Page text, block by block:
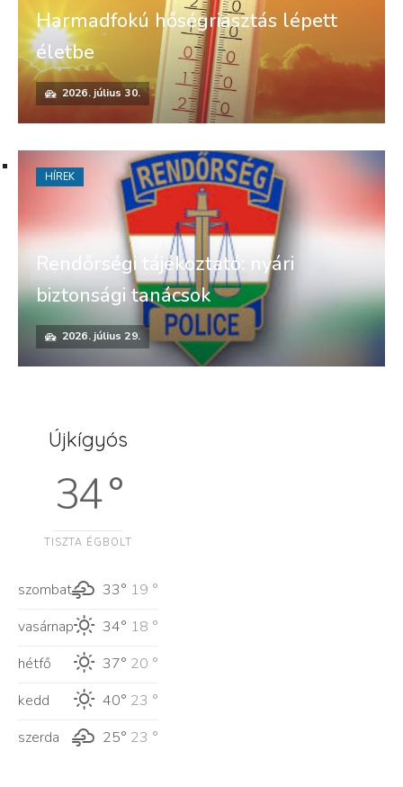
Harmadfokú hőségriasztás lépett
életbe
2026. július 30.
Rendőrségi tájékoztató: nyári
biztonsági tanácsok
2026. július 29.
HÍREK
Újkígyós
34 °
TISZTA ÉGBOLT
szombat 33° 19 °
vasárnap
34° 18 °
hétfő
37° 20 °
kedd
40° 23 °
szerda
25° 23 °